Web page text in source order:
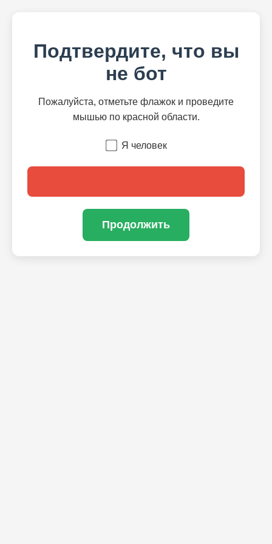
Подтвердите, что вы
не бот
Пожалуйста, отметьте флажок и проведите
мышью по красной области.
Я человек
Продолжить